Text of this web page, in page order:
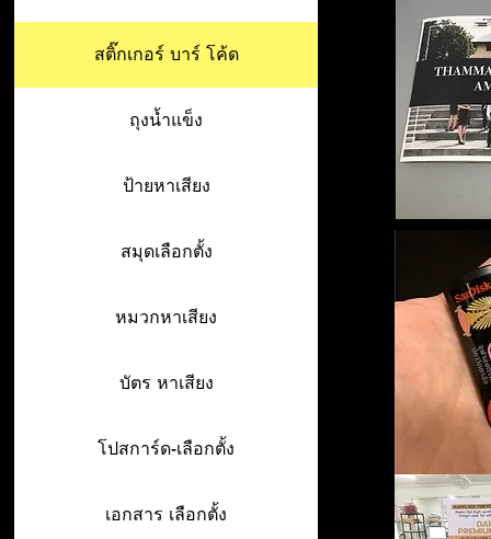
สติ๊กเกอร์ บาร์ โค้ด
ถุงน้ำแข็ง
ป้ายหาเสียง
สมุดเลือกตั้ง
หมวกหาเสียง
บัตร หาเสียง
โปสการ์ด-เลือกตั้ง
เอกสาร เลือกตั้ง